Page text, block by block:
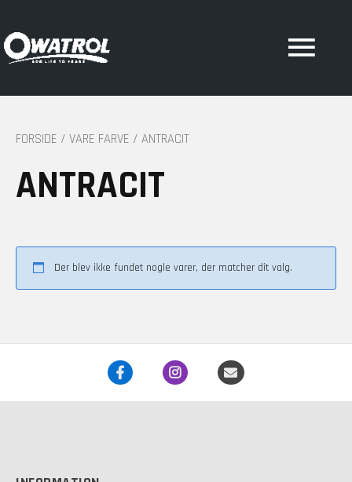
FORSIDE / VARE FARVE / ANTRACIT
ANTRACIT
Der blev ikke fundet nogle varer, der matcher dit valg.